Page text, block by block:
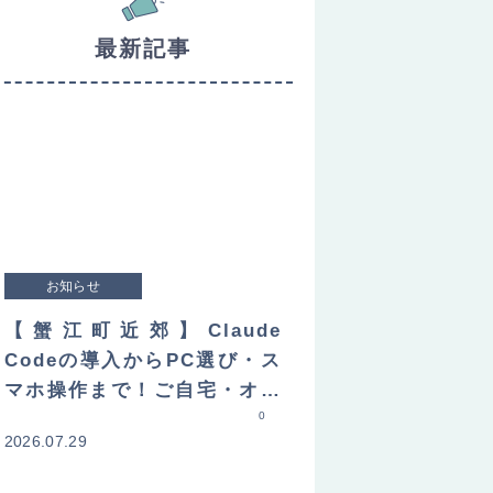
最新記事
お知らせ
【蟹江町近郊】Claude
Codeの導入からPC選び・ス
マホ操作まで！ご自宅・オフ
ィスへ直接訪問してレクチャ
ーします
2026.07.29
0